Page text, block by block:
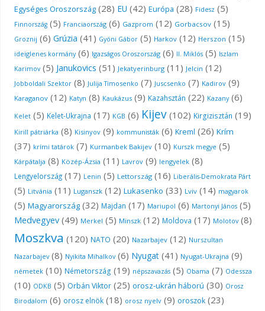
Egységes Oroszország(28) EU (42) Európa (28) Fidesz (5)
Finnország(5) Franciaország(6) Gazprom (12) Gorbacsov(15)
Groznij (6) Grúzia (41) Gyóni Gábor(5) Harkov(12) Herszon (15)
ideiglenes kormány(6) Igazságos Oroszország(6) II. Miklós(5) Iszlam
Karimov(5) Janukovics (51) Jekatyerinburg(11) Jelcin (12)
Jobboldali Szektor(8) Julija Timosenko (7) Juscsenko (7) Kadirov(9)
Karaganov(12) Katyn (8) Kaukázus(9) Kazahsztán (22) Kazany(6)
Kelet(5) Kelet-Ukrajna (17) KGB (6) Kijev(102) Kirgizisztán (19)
Kirill pátriárka (8) Kisinyov(9) kommunisták(6) Kreml (26) Krím
(37) krími tatárok(7) Kurmanbek Bakijev(10) Kurszk megye (5)
Kárpátalja (8) Közép-Ázsia (11) Lavrov(9) lengyelek(8)
Lengyelország(17) Lenin (5) Lettország(16) Liberális-Demokrata Párt
(5) Litvánia (11) Luganszk(12) Lukasenko (33) Lviv(14) magyarok
(5) Magyarország(32) Majdan (17) Mariupol (6) Martonyi János(5)
Medvegyev(49) Merkel (5) Minszk(12) Moldova (17) Molotov(8)
Moszkva (120) NATO (20) Nazarbajev(12) Nurszultan
Nazarbajev(8) Nyikita Mihalkov(6) Nyugat(41) Nyugat-Ukrajna (9)
németek(10) Németország (19) népszavazás(5) Obama (7) Odessza
(10) ODKB (5) Orbán Viktor(25) orosz-ukrán háború (30) Orosz
Birodalom (6) orosz elnök(18) orosz nyelv(9) oroszok(23)